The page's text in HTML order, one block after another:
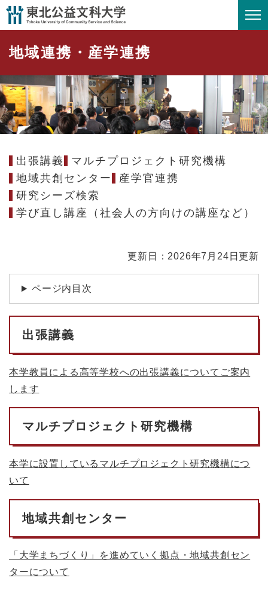
ペ
の
頭
で
す
。
メニューを飛ばして本文へ
地域連携・産学連携
出張講義
マルチプロジェクト研究機構
地域共創センター
産学官連携
研究シーズ検索
学び直し講座（社会人の方向けの講座など）
地域連携・産学連携
文
更新日：2026年7月24日更新
ページ内目次
出張講義
本学教員による高等学校への出張講義についてご案内
します
マルチプロジェクト研究機構
本学に設置しているマルチプロジェクト研究機構につ
いて
地域共創センター
「大学まちづくり」を進めていく拠点・地域共創セン
ターについて